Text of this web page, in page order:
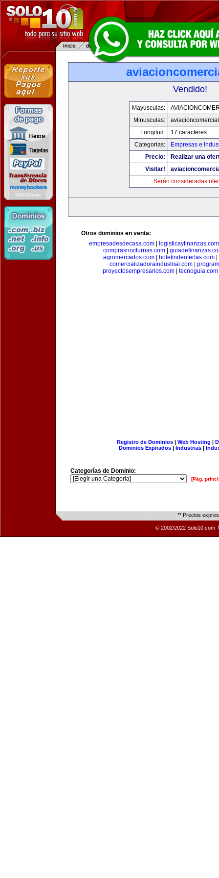
Vendido!
Mayusculas:
Minusculas:
Longitud:
17 caracteres
Categorias:
Empresas e
Precio:
Realizar una
Visitar!
Serán consideradas
Otros dominios en venta:
empresadesdecasa.com
logisticayfinanzas.com
comprasnocturnas.com
agromercados.com
boletindeofertas.com
comercializadoraindustrial.com
proyectosempresarios.com
tecnoguia.com
Registro de Dominios| Web Hosting |
Dominios Expirados | Industrias |
Categorías de Dominio:
[Pág.
** Precios
© 2002/2022 Solo10.com